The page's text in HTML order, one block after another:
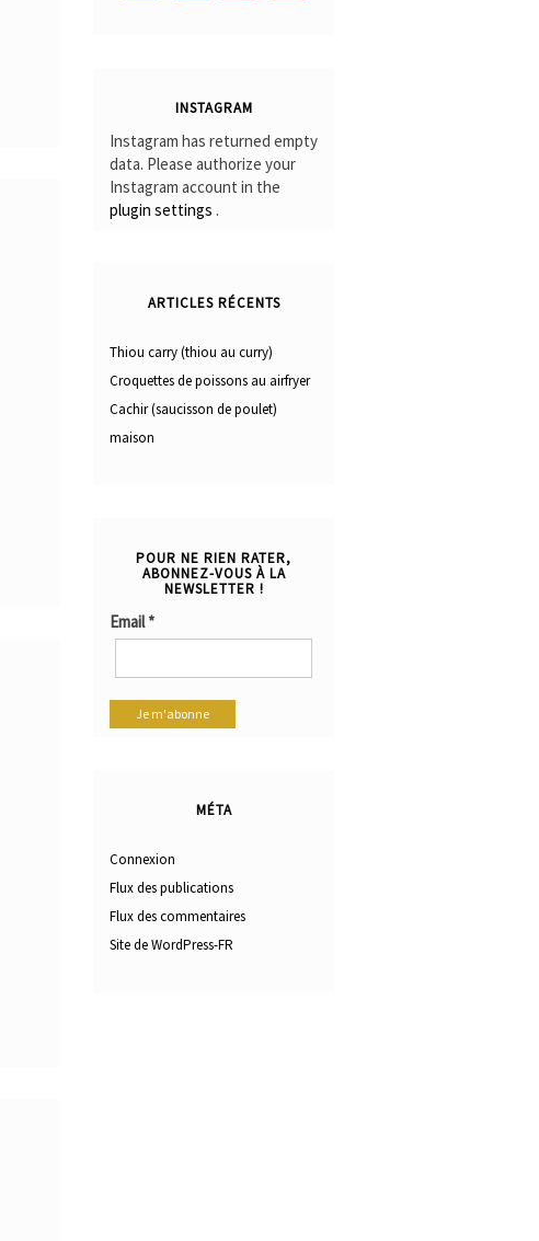
INSTAGRAM
Instagram has returned empty
data. Please authorize your
Instagram account in the
plugin settings .
ARTICLES RÉCENTS
Thiou carry (thiou au curry)
Croquettes de poissons au airfryer
Cachir (saucisson de poulet)
maison
POUR NE RIEN RATER,
ABONNEZ-VOUS À LA
NEWSLETTER !
Email*
MÉTA
Connexion
Flux des publications
Flux des commentaires
Site de WordPress-FR